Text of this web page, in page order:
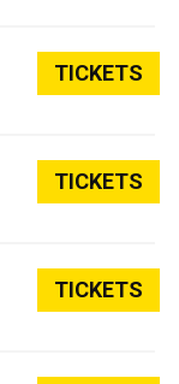
TICKETS
TICKETS
TICKETS